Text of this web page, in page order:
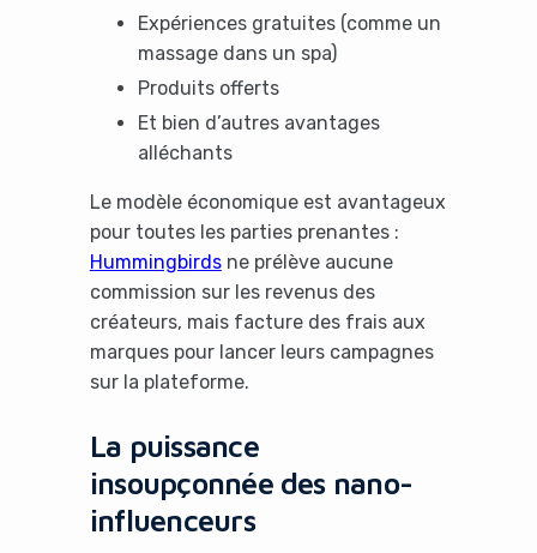
Expériences gratuites (comme un
massage dans un spa)
Produits offerts
Et bien d’autres avantages
alléchants
Le modèle économique est avantageux
pour toutes les parties prenantes :
Hummingbirdsne prélève aucune
commission sur les revenus des
créateurs, mais facture des frais aux
marques pour lancer leurs campagnes
sur la plateforme.
La puissance
insoupçonnée des nano-
influenceurs
No Thanks